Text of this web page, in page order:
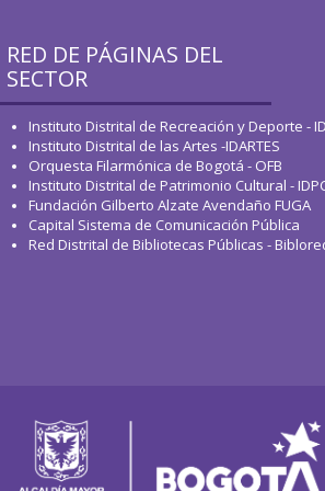
RED DE PÁGINAS DEL
SECTOR
Instituto Distrital de Recreación y Deporte -
Instituto Distrital de las Artes -IDARTES
Orquesta Filarmónica de Bogotá - OFB
Instituto Distrital de Patrimonio Cultural -
Fundación Gilberto Alzate Avendaño FUGA
Capital Sistema de Comunicación Pública
Red Distrital de Bibliotecas Públicas -